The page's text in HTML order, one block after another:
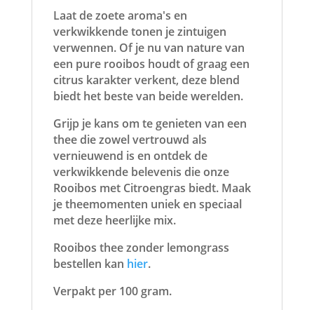
Laat de zoete aroma's en
verkwikkende tonen je zintuigen
verwennen. Of je nu van nature van
een pure rooibos houdt of graag een
citrus karakter verkent, deze blend
biedt het beste van beide werelden.
Grijp je kans om te genieten van een
thee die zowel vertrouwd als
vernieuwend is en ontdek de
verkwikkende belevenis die onze
Rooibos met Citroengras biedt. Maak
je theemomenten uniek en speciaal
met deze heerlijke mix.
Rooibos thee zonder lemongrass
bestellen kan hier.
Verpakt per 100 gram.